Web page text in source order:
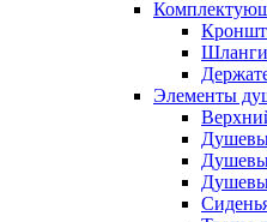
Элементы